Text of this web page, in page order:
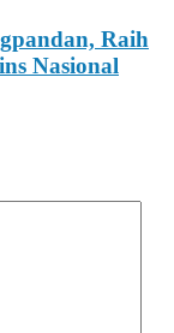
Raih
Nasional